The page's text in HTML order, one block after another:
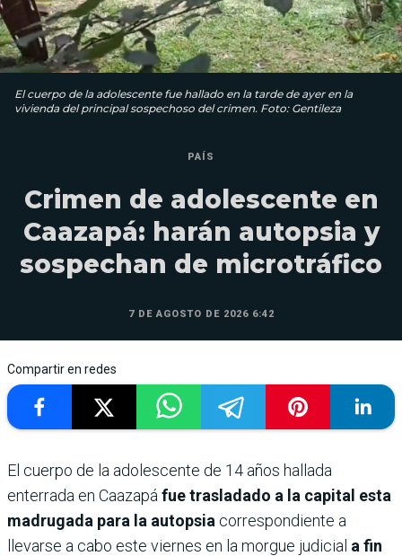
El cuerpo de la adolescente fue hallado en la tarde de ayer en la
vivienda del principal sospechoso del crimen. Foto: Gentileza
PAÍS
Crimen de adolescente en
Caazapá: harán autopsia y
sospechan de microtráfico
7 DE AGOSTO DE 2026 6:42
Compartir en redes
El cuerpo de la adolescente de 14 años hallada
enterrada en Caazapá fue trasladado a la capital esta
madrugada para la autopsia correspondiente a
llevarse a cabo este viernes en la morgue judicial a fin